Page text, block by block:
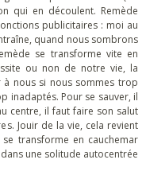
qui en découlent. Remède
publicitaires : moi au
quand nous sombrons
se transforme vite en
ou non de notre vie, la
nous si nous sommes trop
inadaptés. Pour se sauver, il
centre, il faut faire son salut
Jouir de la vie, cela revient
transforme en cauchemar
une solitude autocentrée